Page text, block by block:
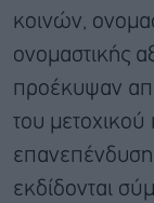
κοινών,
ονομαστικής
προέκυψαν
του
εκδίδονται